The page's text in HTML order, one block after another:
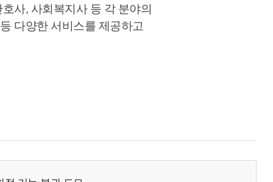
사, 사회복지사 등 각 분야의
다양한 서비스를 제공하고